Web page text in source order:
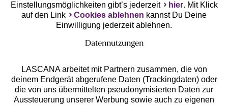
Services
Einstellungsmöglichkeiten gibt’s jederzeit
hier. Mit Klick
auf den Link
Cookies ablehnen kannst Du Deine
Einwilligung jederzeit ablehnen.
Datennutzungen
LASCANA arbeitet mit Partnern zusammen, die von
deinem Endgerät abgerufene Daten (Trackingdaten) oder
die von uns übermittelten pseudonymisierten Daten zur
Aussteuerung unserer Werbung sowie auch zu eigenen